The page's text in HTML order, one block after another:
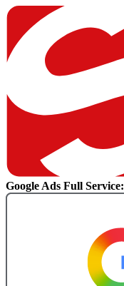
Google Ads Full Service: